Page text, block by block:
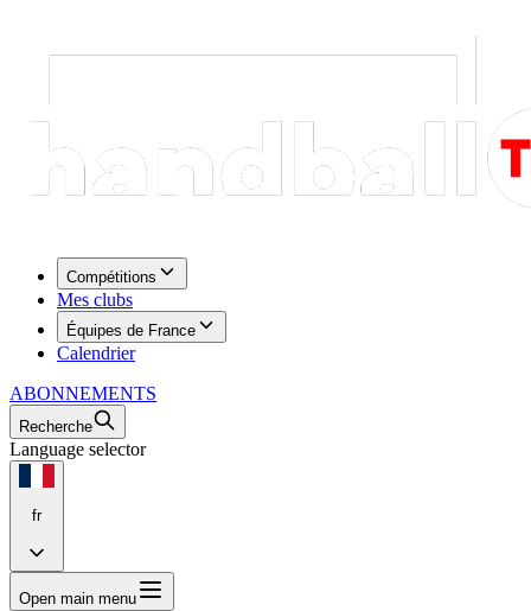
Compétitions
Mes clubs
Équipes de France
Calendrier
ABONNEMENTS
Recherche
Language selector
fr
Open main menu